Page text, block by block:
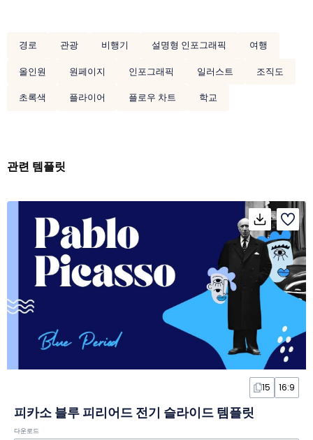
경로 관광 비행기 설명형 인포그래픽
여행
올인원
원페이지 인포그래픽 일러스트
조직도
초록색
플라이어 플로우 차트 학교
관련 템플릿
15 16:9
피카소 블루 피리어드 전기 슬라이드 템플릿
다운로드